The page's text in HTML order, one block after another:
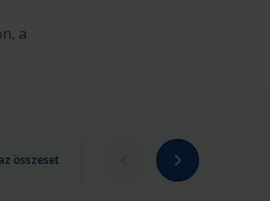
a
összeset